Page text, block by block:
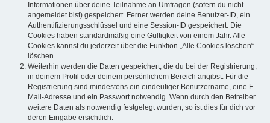
Informationen über deine Teilnahme an Umfragen (sofern du nicht
angemeldet bist) gespeichert. Ferner werden deine Benutzer-ID, ein
Authentifizierungsschlüssel und eine Session-ID gespeichert. Die
Cookies haben standardmäßig eine Gültigkeit von einem Jahr. Alle
Cookies kannst du jederzeit über die Funktion „Alle Cookies löschen“
löschen.
Weiterhin werden die Daten gespeichert, die du bei der Registrierung,
in deinem Profil oder deinem persönlichem Bereich angibst. Für die
Registrierung sind mindestens ein eindeutiger Benutzername, eine E-
Mail-Adresse und ein Passwort notwendig. Wenn durch den Betreiber
weitere Daten als notwendig festgelegt wurden, so ist dies für dich vor
deren Eingabe ersichtlich.